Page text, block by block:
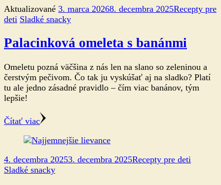
Aktualizované 3. marca 20268. decembra 2025Recepty pre
deti Sladké snacky
Palacinková omeleta s banánmi
Omeletu pozná väčšina z nás len na slano so zeleninou a
čerstvým pečivom. Čo tak ju vyskúšať aj na sladko? Platí
tu ale jedno zásadné pravidlo – čím viac banánov, tým
lepšie!
Čítať viac
4. decembra 20253. decembra 2025Recepty pre deti
Sladké snacky